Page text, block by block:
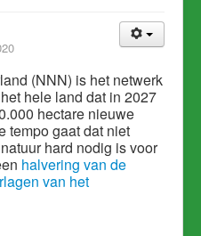
(NNN) is het netwerk
hele land dat in 2027
hectare nieuwe
tempo gaat dat niet
hard nodig is voor
halvering van de
van het